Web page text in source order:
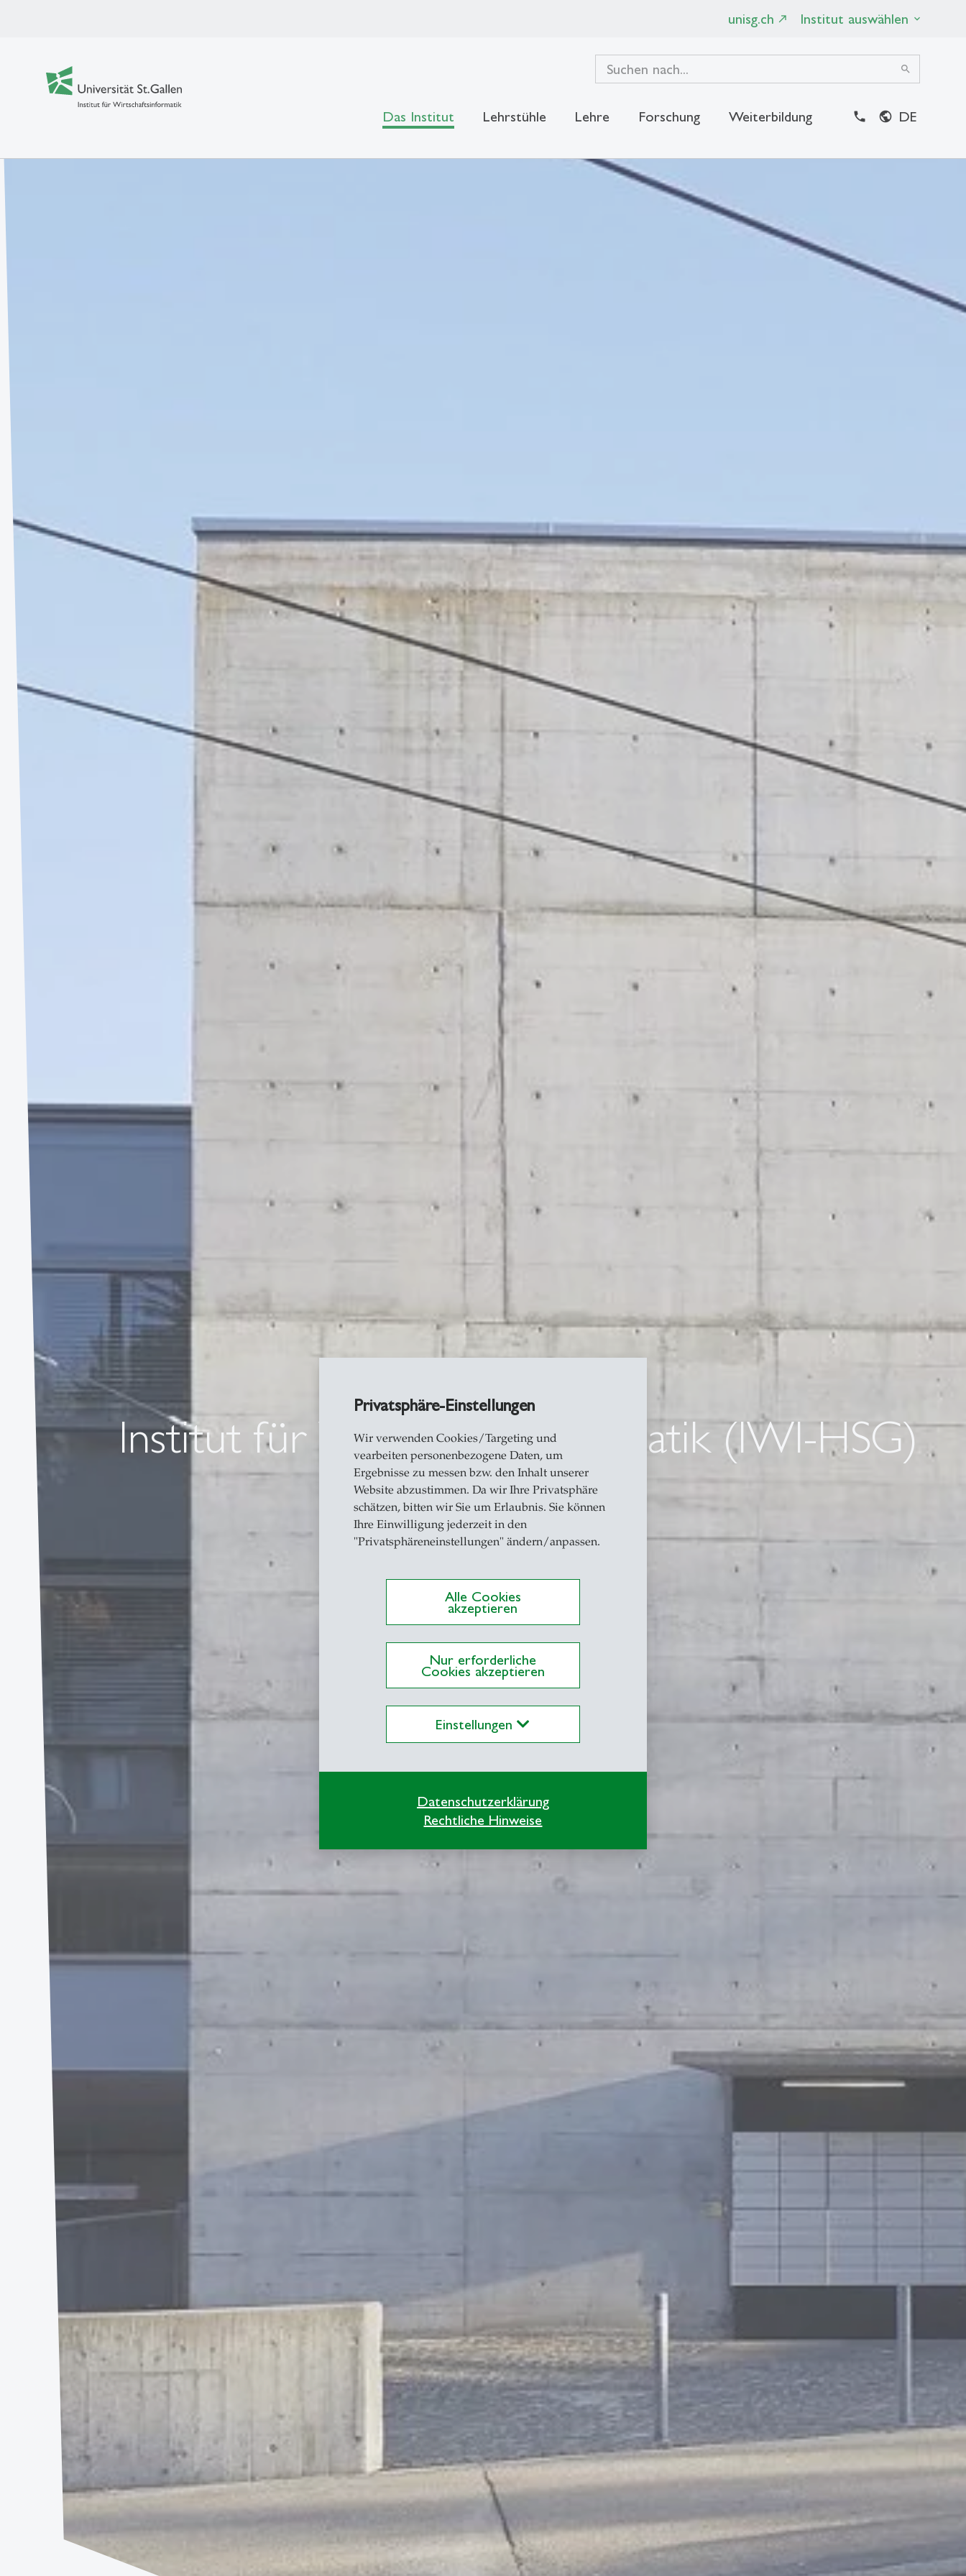
Privatsphäre-Einstellungen
Wir verwenden Cookies/Targeting und
vearbeiten personenbezogene Daten, um
Ergebnisse zu messen bzw. den Inhalt unserer
Website abzustimmen. Da wir Ihre Privatsphäre
schätzen, bitten wir Sie um Erlaubnis. Sie können
Ihre Einwilligung jederzeit in den
"Privatsphäreneinstellungen" ändern/anpassen.
Alle Cookies
akzeptieren
Nur erforderliche
Cookies akzeptieren
Einstellungen
Datenschutzerklärung
Rechtliche Hinweise
unisg.ch Institut auswählen
search
Das Institut Lehrstühle Lehre Forschung Weiterbildung DE
Institut für Wirtschaftsinformatik (IWI-HSG)